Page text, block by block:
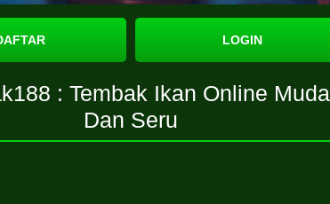
LOGIN
: Tembak Ikan Online
Dan Seru